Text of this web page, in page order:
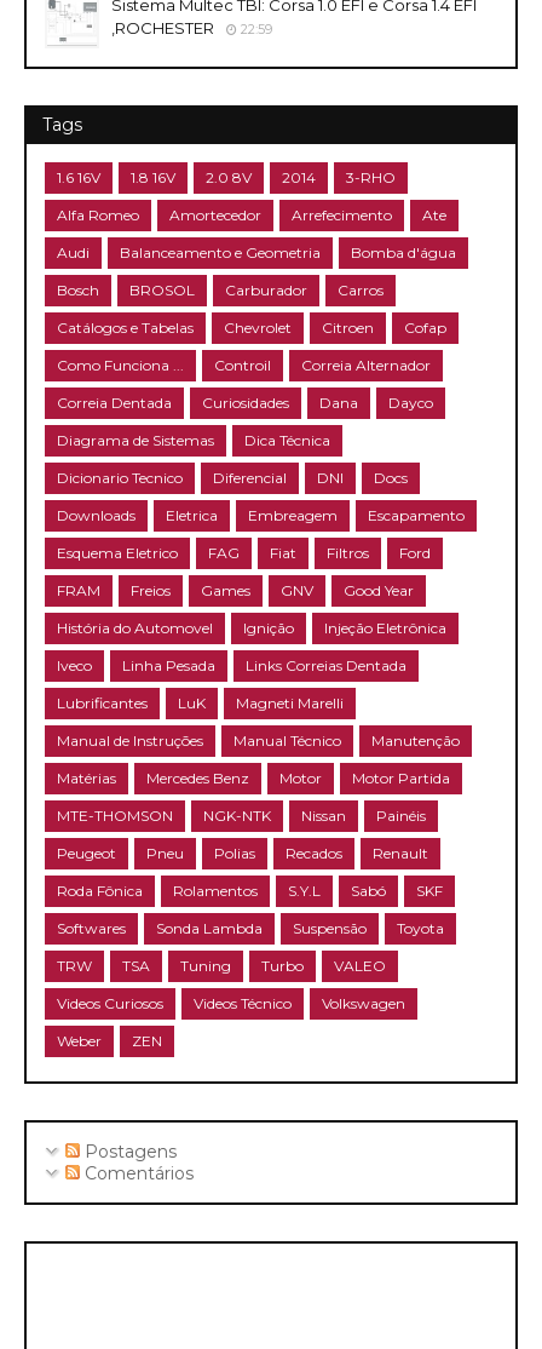
Sistema Multec TBI: Corsa 1.0 EFI e Corsa 1.4 EFI
,ROCHESTER
22:59
Tags
1.6 16V 1.8 16V 2.0 8V 2014 3-RHO
Alfa Romeo Amortecedor Arrefecimento Ate
Audi Balanceamento e Geometria Bomba d'água
Bosch BROSOL Carburador Carros
Catálogos e Tabelas Chevrolet Citroen Cofap
Como Funciona ... Controil Correia Alternador
Correia Dentada Curiosidades Dana Dayco
Diagrama de Sistemas Dica Técnica
Dicionario Tecnico Diferencial DNI Docs
Downloads Eletrica Embreagem Escapamento
Esquema Eletrico FAG Fiat Filtros Ford
FRAM Freios Games GNV Good Year
História do Automovel Ignição Injeção Eletrônica
Iveco Linha Pesada Links Correias Dentada
Lubrificantes LuK Magneti Marelli
Manual de Instruções Manual Técnico Manutenção
Matérias Mercedes Benz Motor Motor Partida
MTE-THOMSON NGK-NTK Nissan Painéis
Peugeot Pneu Polias Recados Renault
Roda Fônica Rolamentos S.Y.L Sabó SKF
Softwares Sonda Lambda Suspensão Toyota
TRW TSA Tuning Turbo VALEO
Videos Curiosos Videos Técnico Volkswagen
Weber ZEN
Postagens
Comentários